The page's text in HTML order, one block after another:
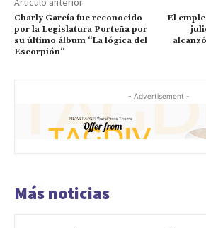
Charly García fue reconocido
por la Legislatura Porteña por
su último álbum “La lógica del
Escorpión“
El
- Advertisement -
Más noticias